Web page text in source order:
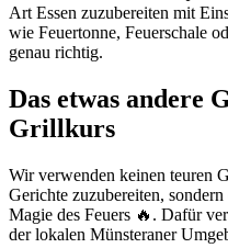
Art Essen zuzubereiten mit
wie Feuertonne, Feuerschale
genau richtig.
Das etwas andere
Grillkurs
Wir verwenden keinen teuren
Gerichte zuzubereiten,
Magie des Feuers 🔥. Dafür
der lokalen Münsteraner